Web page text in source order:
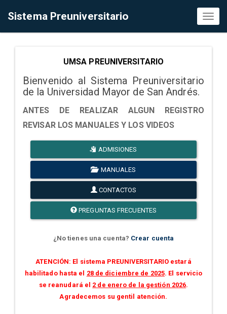
Sistema Preuniversitario
UMSA PREUNIVERSITARIO
Bienvenido al Sistema Preuniversitario
de la Universidad Mayor de San Andrés.
ANTES DE REALIZAR ALGUN REGISTRO
REVISAR LOS MANUALES Y LOS VIDEOS
ADMISIONES
MANUALES
CONTACTOS
PREGUNTAS FRECUENTES
¿No tienes una cuenta? Crear cuenta
ATENCIÓN: El sistema PREUNIVERSITARIO estará
habilitado hasta el 28 de diciembre de 2025. El servicio
se reanudará el 2 de enero de la gestión 2026.
Agradecemos su gentil atención.